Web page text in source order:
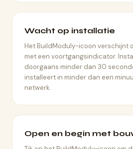
Wacht op installatie
Het BuildModuly-icoon verschijnt
met een voortgangsindicator.
doorgaans minder dan 30
installeert in minder dan een
netwerk.
Open en begin met